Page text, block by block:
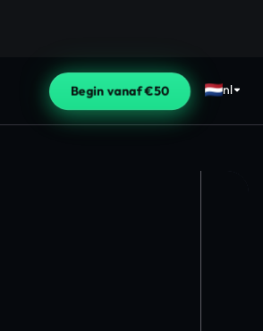
Begin vanaf €50 nl